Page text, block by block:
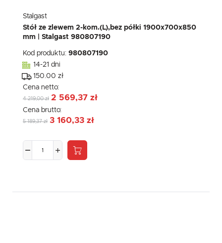
Stalgast
Stół ze zlewem 2-kom.(L),bez półki 1900x700x850
mm | Stalgast 980807190
Kod produktu: 980807190
14-21 dni
150.00 zł
Cena netto:
4 219,00 zł 2 569,37 zł
Cena brutto:
5 189,37 zł 3 160,33 zł